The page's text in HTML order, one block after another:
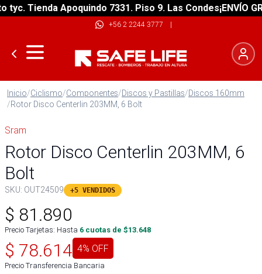
Tienda Apoquindo 7331. Piso 9. Las Condes¡ENVÍO
+56 2 2244 3777 |
Inicio/Ciclismo/Componentes/Discos y Pastillas/Discos 160mm
/Rotor Disco Centerlin 203MM, 6 Bolt
Sram
Rotor Disco Centerlin 203MM, 6
Bolt
SKU: OUT24509 +5 VENDIDOS
$ 81.890
Precio Tarjetas: Hasta 6 cuotas de $13.648
$ 78.614 4% OFF
Precio Transferencia Bancaria